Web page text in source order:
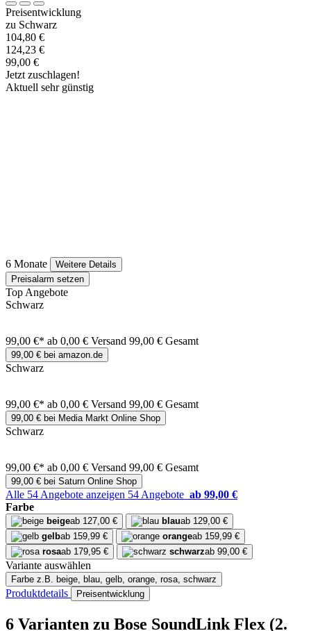
Preisentwicklung
zu Schwarz
104,80 €
124,23 €
99,00 €
Jetzt zuschlagen!
Aktuell sehr günstig
6 Monate
Weitere Details
Preisalarm setzen
Top Angebote
Schwarz
99,00 €* ab 0,00 € Versand 99,00 € Gesamt
99,00 € bei amazon.de
Schwarz
99,00 €* ab 0,00 € Versand 99,00 € Gesamt
99,00 € bei Media Markt Online Shop
Schwarz
99,00 €* ab 0,00 € Versand 99,00 € Gesamt
99,00 € bei Saturn Online Shop
Alle 54 Angebote anzeigen 54 Angebote ab 99,00 €
Farbe
beigeab 127,00 € blauab 129,00 €
gelbab 159,99 € orangeab 159,99 €
rosaab 179,95 € schwarzab 99,00 €
Variante auswählen
Farbe z.B. beige, blau, gelb, orange, rosa, schwarz
Produktdetails Preisentwicklung
6 Varianten zu Bose SoundLink Flex (2.